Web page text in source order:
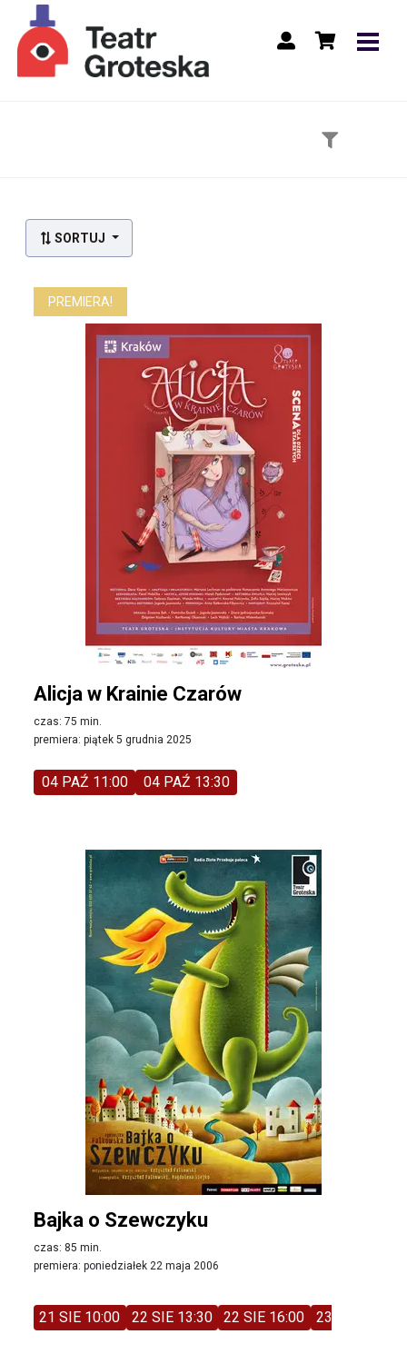
Lista wydarzeń:
SORTUJ
PREMIERA!
Alicja w Krainie Czarów
czas: 75 min.
premiera: piątek 5 grudnia 2025
04 PAŹ 11:00 04 PAŹ 13:30
Bajka o Szewczyku
czas: 85 min.
premiera: poniedziałek 22 maja 2006
21 SIE 10:00 22 SIE 13:30 22 SIE 16:00 23 SIE 11:00